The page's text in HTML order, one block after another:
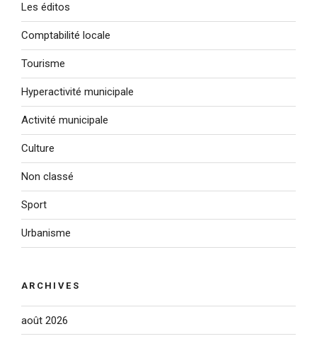
Les éditos
Comptabilité locale
Tourisme
Hyperactivité municipale
Activité municipale
Culture
Non classé
Sport
Urbanisme
ARCHIVES
août 2026